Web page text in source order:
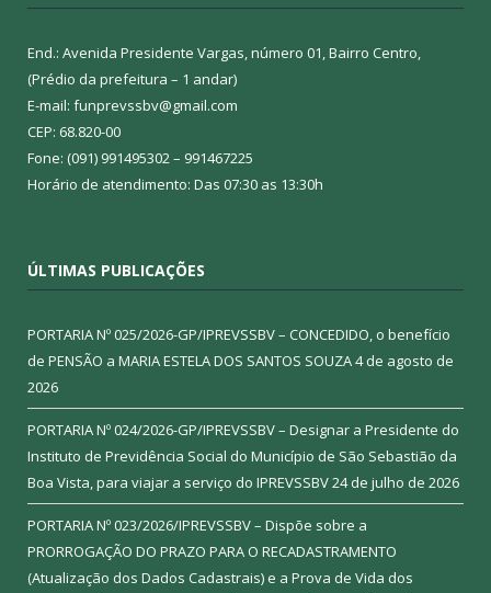
End.: Avenida Presidente Vargas, número 01, Bairro Centro,
(Prédio da prefeitura – 1 andar)
E-mail: funprevssbv@gmail.com
CEP: 68.820-00
Fone: (091) 991495302 – 991467225
Horário de atendimento: Das 07:30 as 13:30h
ÚLTIMAS PUBLICAÇÕES
PORTARIA Nº 025/2026-GP/IPREVSSBV – CONCEDIDO, o benefício
de PENSÃO a MARIA ESTELA DOS SANTOS SOUZA4 de agosto de
2026
PORTARIA Nº 024/2026-GP/IPREVSSBV – Designar a Presidente do
Instituto de Previdência Social do Município de São Sebastião da
Boa Vista, para viajar a serviço do IPREVSSBV24 de julho de 2026
PORTARIA Nº 023/2026/IPREVSSBV – Dispõe sobre a
PRORROGAÇÃO DO PRAZO PARA O RECADASTRAMENTO
(Atualização dos Dados Cadastrais) e a Prova de Vida dos